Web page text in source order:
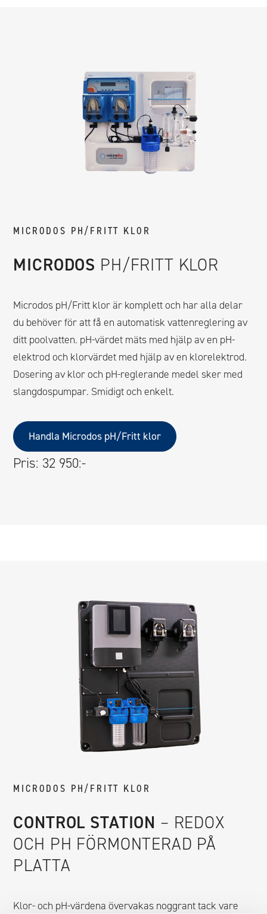
MICRODOS PH/FRITT KLOR
MICRODOS PH/FRITT KLOR
Microdos pH/Fritt klor är komplett och har alla delar
du behöver för att få en automatisk vattenreglering av
ditt poolvatten. pH-värdet mäts med hjälp av en pH-
elektrod och klorvärdet med hjälp av en klorelektrod.
Dosering av klor och pH-reglerande medel sker med
slangdospumpar. Smidigt och enkelt.
Handla Microdos pH/Fritt klor
Pris: 32 950:-
MICRODOS PH/FRITT KLOR
CONTROL STATION – REDOX
OCH PH FÖRMONTERAD PÅ
PLATTA
Klor- och pH-värdena övervakas noggrant tack vare